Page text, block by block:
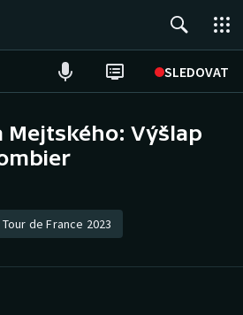
SLEDOVAT
Mejtského: Výšlap
Tour de France 2023